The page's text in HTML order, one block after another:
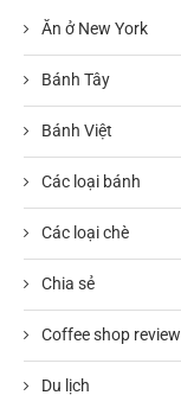
Ăn ở New York
Bánh Tây
Bánh Việt
Các loại bánh
Các loại chè
Chia sẻ
Coffee shop review
Du lịch